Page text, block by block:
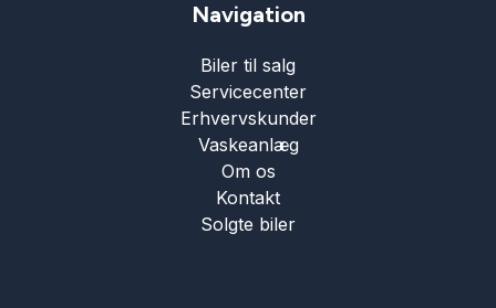
Navigation
Biler til salg
Servicecenter
Erhvervskunder
Vaskeanlæg
Om os
Kontakt
Solgte biler